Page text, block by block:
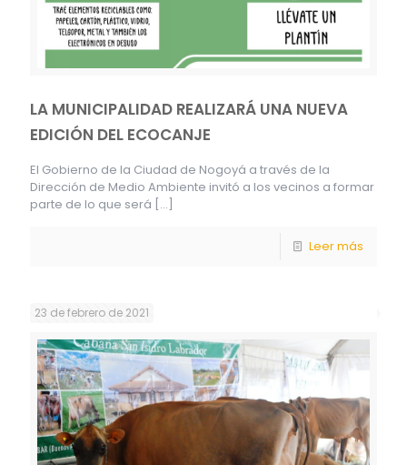
LA MUNICIPALIDAD REALIZARÁ UNA NUEVA
EDICIÓN DEL ECOCANJE
El Gobierno de la Ciudad de Nogoyá a través de la
Dirección de Medio Ambiente invitó a los vecinos a formar
parte de lo que será […]
Leer más
23 de febrero de 2021